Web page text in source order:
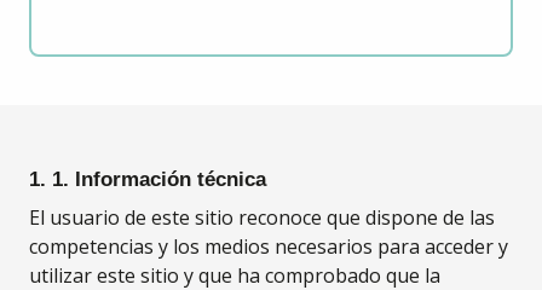
1. 1. Información técnica
El usuario de este sitio reconoce que dispone de las
competencias y los medios necesarios para acceder y
utilizar este sitio y que ha comprobado que la